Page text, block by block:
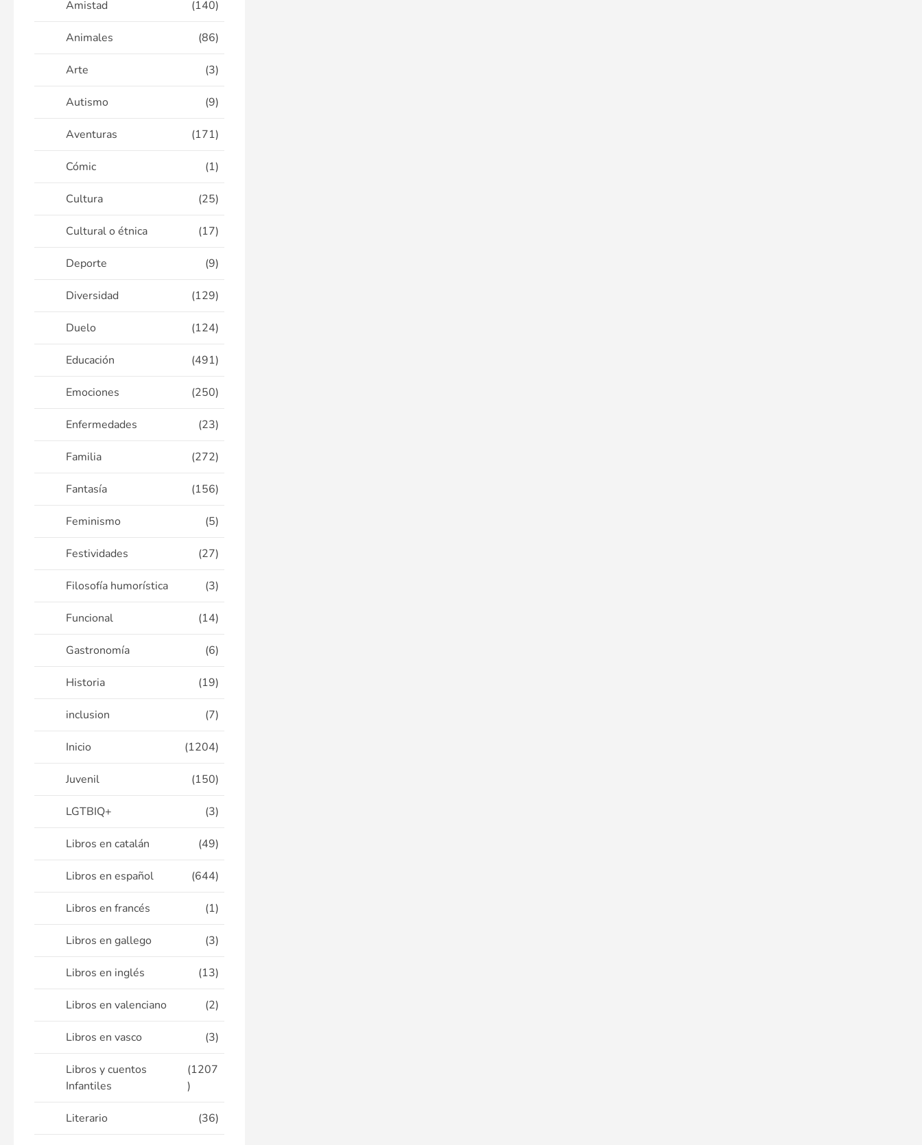
Amistad (140)
Animales (86)
Arte (3)
Autismo (9)
Aventuras (171)
Cómic (1)
Cultura (25)
Cultural o étnica (17)
Deporte (9)
Diversidad (129)
Duelo (124)
Educación (491)
Emociones (250)
Enfermedades (23)
Familia (272)
Fantasía (156)
Feminismo (5)
Festividades (27)
Filosofía humorística (3)
Funcional (14)
Gastronomía (6)
Historia (19)
inclusion (7)
Inicio (1204)
Juvenil (150)
LGTBIQ+ (3)
Libros en catalán (49)
Libros en español (644)
Libros en francés (1)
Libros en gallego (3)
Libros en inglés (13)
Libros en valenciano (2)
Libros en vasco (3)
Libros y cuentos
Infantiles
(1207
)
Literario (36)